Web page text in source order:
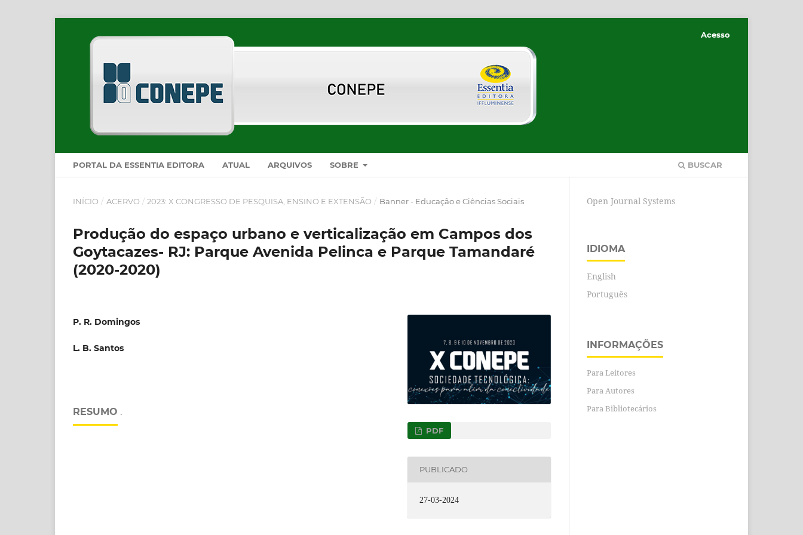
PORTAL DA ESSENTIA EDITORA ATUAL ARQUIVOS SOBRE BUSCAR
Acesso
INÍCIO / ACERVO / 2023: X CONGRESSO DE PESQUISA, ENSINO E EXTENSÃO / Banner - Educação e Ciências Sociais
Produção do espaço urbano e verticalização em Campos dos
Goytacazes- RJ: Parque Avenida Pelinca e Parque Tamandaré
(2020-2020)
P. R. Domingos
L. B. Santos
RESUMO
PDF
PUBLICADO
27-03-2024
Open Journal Systems
IDIOMA
English
Português
INFORMAÇÕES
Para Leitores
Para Autores
Para Bibliotecários